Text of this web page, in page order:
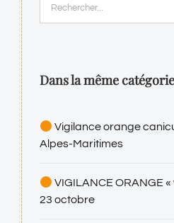
Dans la même catégorie
Vigilance orange
Alpes-Maritimes
VIGILANCE ORANGE
23 octobre